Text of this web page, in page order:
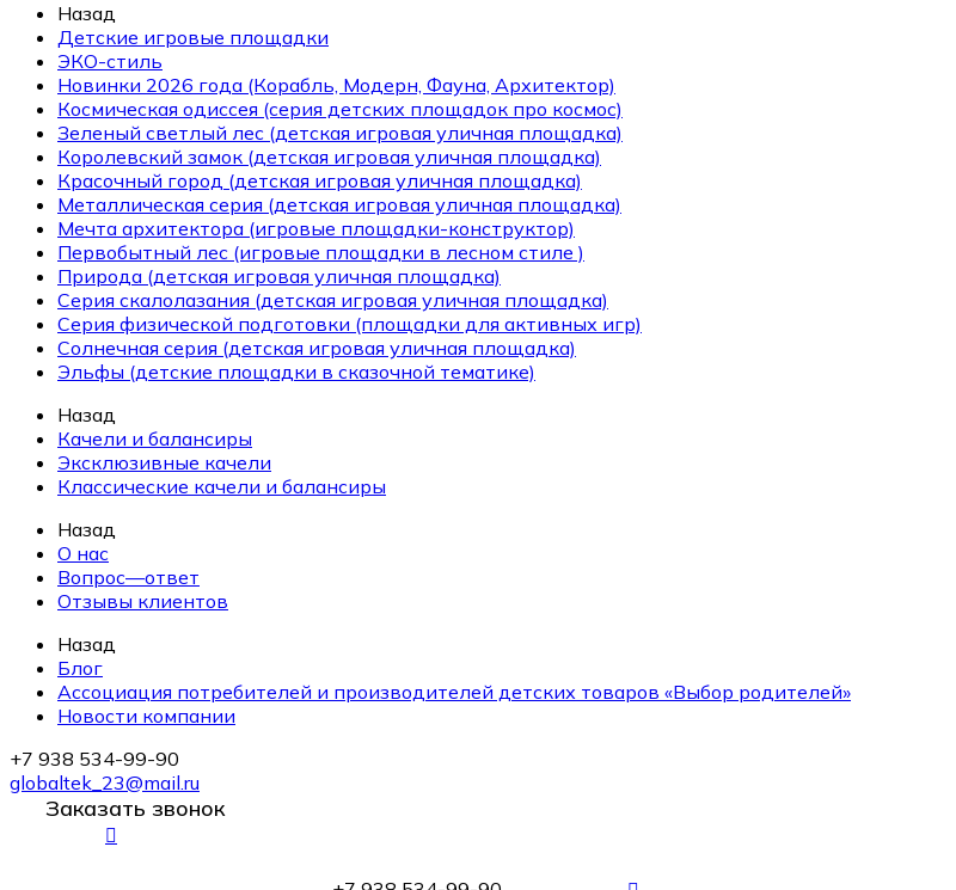
Назад
Детские игровые площадки
ЭКО-стиль
Новинки 2026 года (Корабль, Модерн, Фауна, Архитектор)
Космическая одиссея (серия детских площадок про космос)
Зеленый светлый лес (детская игровая уличная площадка)
Королевский замок (детская игровая уличная площадка)
Красочный город (детская игровая уличная площадка)
Металлическая серия (детская игровая уличная площадка)
Мечта архитектора (игровые площадки-конструктор)
Первобытный лес (игровые площадки в лесном стиле )
Природа (детская игровая уличная площадка)
Серия скалолазания (детская игровая уличная площадка)
Серия физической подготовки (площадки для активных игр)
Солнечная серия (детская игровая уличная площадка)
Эльфы (детские площадки в сказочной тематике)
Назад
Качели и балансиры
Эксклюзивные качели
Классические качели и балансиры
Назад
О нас
Вопрос—ответ
Отзывы клиентов
Назад
Блог
Ассоциация потребителей и производителей детских товаров «Выбор родителей»
Новости компании
+7 938 534-99-90
globaltek_23@mail.ru
Заказать звонок